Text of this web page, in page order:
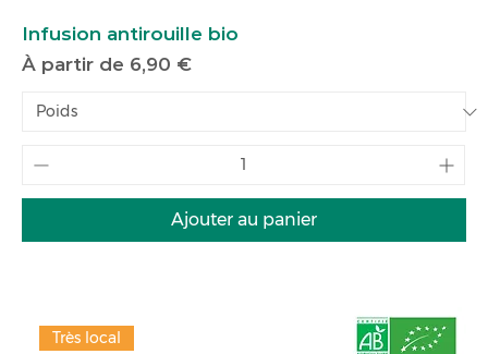
Infusion antirouille bio
À partir de 6,90 €
Prix promotionnel
Ajouter au panier
Très local